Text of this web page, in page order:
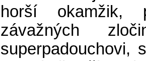
horší okamžik,
závažných
superpadouchovi,